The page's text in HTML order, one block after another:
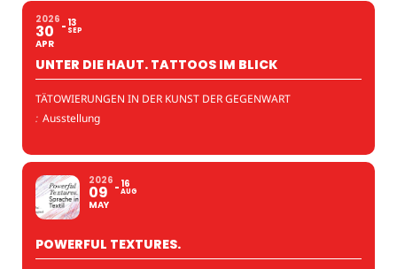
2026
30
APR
13
SEP
UNTER DIE HAUT. TATTOOS IM BLICK
TÄTOWIERUNGEN IN DER KUNST DER GEGENWART
: Ausstellung
2026
09
MAY
16
AUG
POWERFUL TEXTURES.